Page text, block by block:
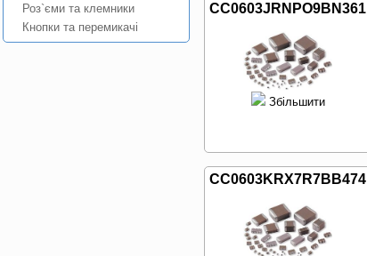
Роз`єми та клемники
Кнопки та перемикачi
CC0603JRNPO9BN361
Збільшити
CC0603KRX7R7BB474